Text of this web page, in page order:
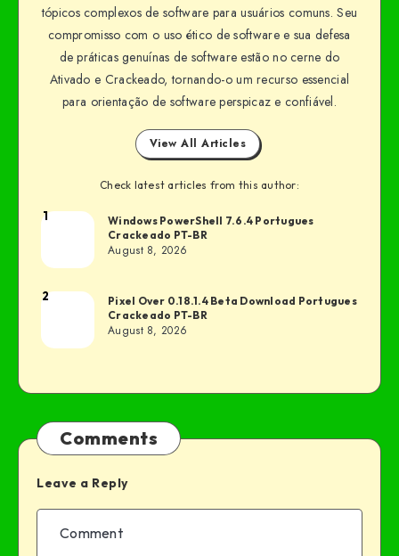
tópicos complexos de software para usuários comuns. Seu
compromisso com o uso ético de software e sua defesa
de práticas genuínas de software estão no cerne do
Ativado e Crackeado, tornando-o um recurso essencial
para orientação de software perspicaz e confiável.
View All Articles
Check latest articles from this author:
1
Windows PowerShell 7.6.4 Portugues
Crackeado PT-BR
August 8, 2026
2
Pixel Over 0.18.1.4 Beta Download Portugues
Crackeado PT-BR
August 8, 2026
Comments
Leave a Reply